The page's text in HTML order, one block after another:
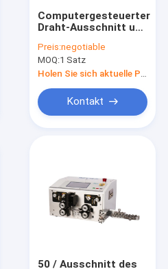
Computergesteuerter
Draht-Ausschnitt und
Schrittmotor der
Abisoliermaschinen-
AC220V
Preis:negotiable
MOQ:1 Satz
Kontakt
50 / Ausschnitt des